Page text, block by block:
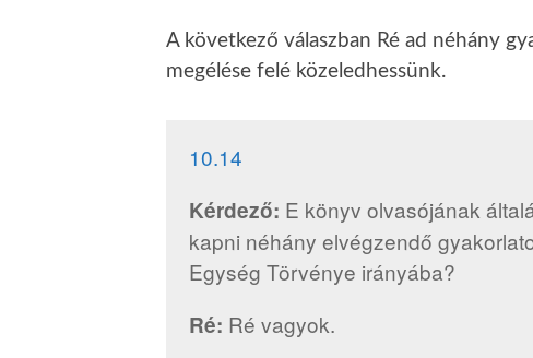
A következő válaszban Ré ad néhány
megélése felé közeledhessünk.
10.14
Kérdező: E könyv olvasójának
kapni néhány elvégzendő
Egység Törvénye irányába?
Ré: Ré vagyok.